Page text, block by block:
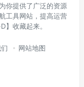
你提供了广泛的资源
工具网站，提高运营
】收藏起来。
网站地图